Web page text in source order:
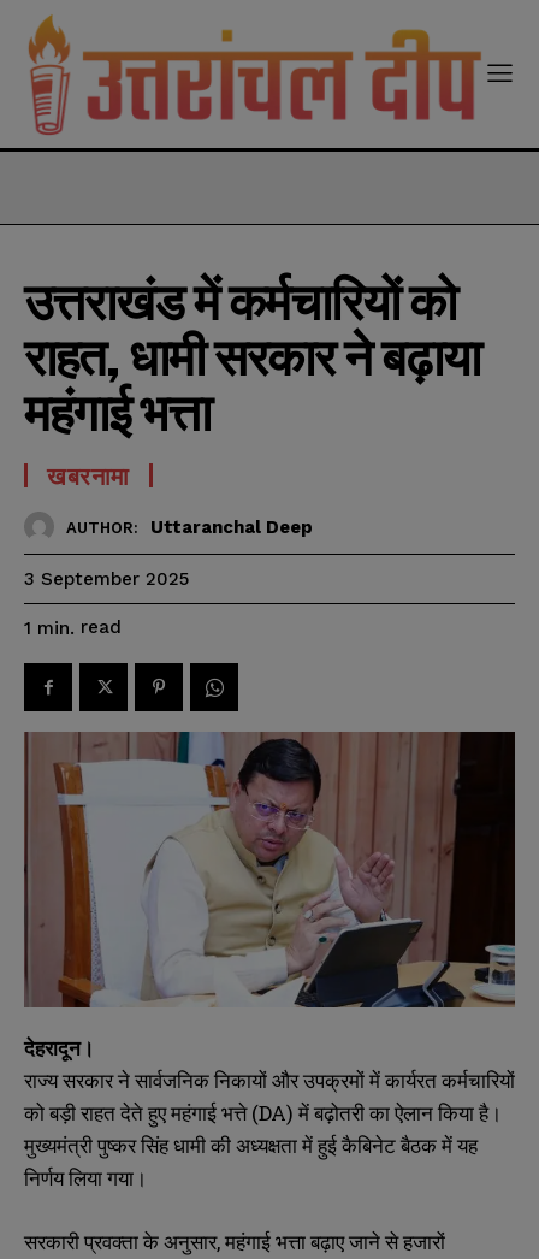
उत्तराखंड में कर्मचारियों को
राहत, धामी सरकार ने बढ़ाया
महंगाई भत्ता
खबरनामा
AUTHOR: Uttaranchal Deep
3 September 2025
1 min. read
देहरादून।
राज्य सरकार ने सार्वजनिक निकायों और उपक्रमों में कार्यरत कर्मचारियों
को बड़ी राहत देते हुए महंगाई भत्ते (DA) में बढ़ोतरी का ऐलान किया है।
मुख्यमंत्री पुष्कर सिंह धामी की अध्यक्षता में हुई कैबिनेट बैठक में यह
निर्णय लिया गया।
सरकारी प्रवक्ता के अनुसार, महंगाई भत्ता बढ़ाए जाने से हजारों